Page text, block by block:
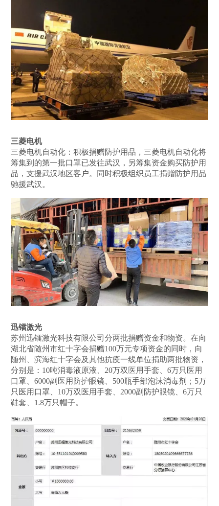
三菱电机
三菱电机自动化：积极捐赠防护用品，三菱电机自动化将
筹集到的第一批口罩已发往武汉，另筹集资金购买防护用
品，支援武汉地区客户。同时积极组织员工捐赠防护用品
驰援武汉。
迅镭激光
苏州迅镭激光科技有限公司分两批捐赠资金和物资。在向
湖北省随州市红十字会捐赠100万元专项资金的同时，向
随州、滨海红十字会及其他抗疫一线单位捐助两批物资，
分别是：10吨消毒液原液、20万双医用手套、6万只医用
口罩、6000副医用防护眼镜、500瓶手部泡沫消毒剂；5万
只医用口罩、10万双医用手套、2000副防护眼镜、6万只
鞋套、1.8万只帽子。